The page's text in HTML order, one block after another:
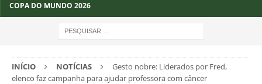
COPA DO MUNDO 2026
INÍCIO NOTÍCIAS
Gesto nobre: Liderados por Fred,
elenco faz campanha para ajudar professora com câncer